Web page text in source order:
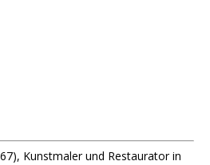
Kunstmaler und Restaurator in